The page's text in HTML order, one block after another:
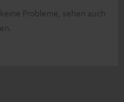
Probleme, sehen auch